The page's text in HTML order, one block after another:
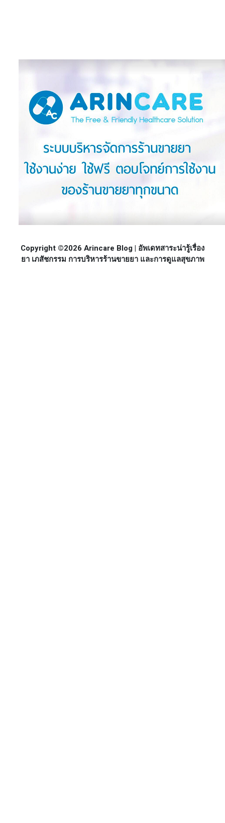
Copyright ©2026 Arincare Blog | อัพเดทสาระน่ารู้เรื่อง
ยา เภสัชกรรม การบริหารร้านขายยา และการดูแลสุขภาพ